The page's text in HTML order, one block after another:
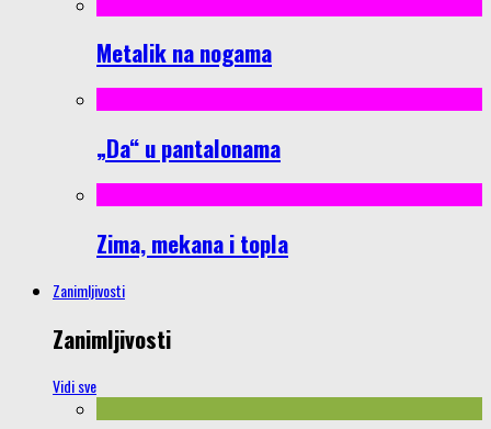
Metalik na nogama
„Da“ u pantalonama
Zima, mekana i topla
Zanimljivosti
Zanimljivosti
Vidi sve